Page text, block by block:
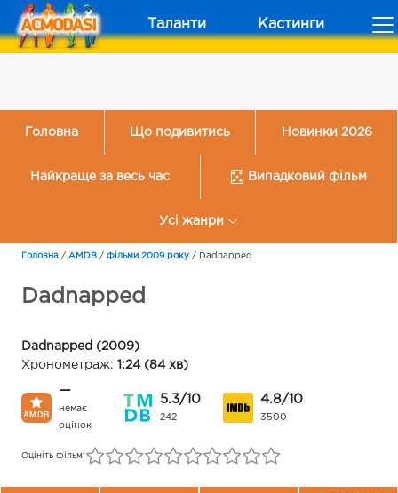
Таланти Кастинги
Головна Що подивитись Новинки 2026
Найкраще за весь час Випадковий фільм
Усі жанри
Головна / AMDB / Фільми 2009 року / Dadnapped
Dadnapped
Dadnapped (2009)
Хронометраж: 1:24 (84 хв)
—
немає
оцінок
5.3/10
242
4.8/10
3500
Оцініть фільм: